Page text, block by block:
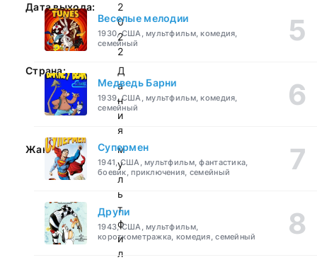
Дата выхода:
2
0
2
2
Страна:
Д
а
н
и
я
Жанр:
м
у
л
ь
т
ф
и
л
Веселые мелодии
1930, США, мультфильм, комедия,
семейный
Медведь Барни
1939, США, мультфильм, комедия,
семейный
Супермен
1941, США, мультфильм, фантастика,
боевик, приключения, семейный
Друпи
1943, США, мультфильм,
короткометражка, комедия, семейный